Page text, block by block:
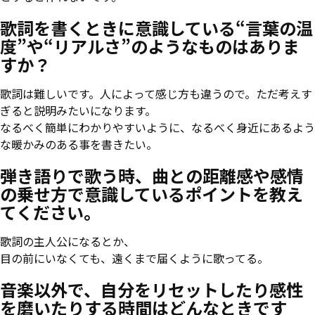
歌詞を書くときに意識している“言葉の温
度”や“リアルさ”のようなものはありま
すか？
歌詞は難しいです。人によって感じ方も違うので。ただ考えす
ぎると説明みたいになります。
なるべく簡単にわかりやすいように、なるべく身近にあるよう
な暖かみのある事を書きたい。
弾き語りで歌う時、曲との距離感や感情
の乗せ方で意識しているポイントを教え
てください。
歌詞の主人公になるとか、
目の前にいなくても、遠くまで届くように歌ってる。
音楽以外で、自分をリセットしたり感性
を磨いたりする時間はどんなときです